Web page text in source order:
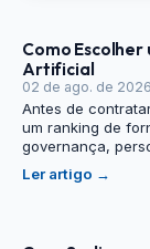
Como
Artificial
02 de ago. de 2026
Antes de
um ranking de
governança,
Ler artigo →